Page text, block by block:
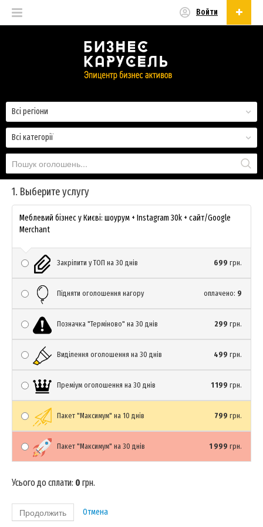
Войти
Всі категорії
Всі регіони
1. Выберите услугу
Меблевий бізнес у Києві: шоурум + Instagram 30k + сайт/Google
Merchant
Закріпити у ТОП на 30 днів 699 грн.
Підняти оголошення нагору оплачено: 9
Позначка "Терміново" на 30 днів 299 грн.
Виділення оголошення на 30 днів 499 грн.
Преміум оголошення на 30 днів 1 199 грн.
Пакет "Максимум" на 10 днів 799 грн.
Пакет "Максимум" на 30 днів 1 999 грн.
Усього до сплати: 0 грн.
Отмена